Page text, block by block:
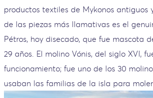
productos textiles de Mykonos antiguos
de las piezas más llamativas es el
Pétros, hoy disecado, que fue mascota
29 años. El molino Vónis, del siglo XVI,
funcionamiento; fue uno de los 30
usaban las familias de la isla para moler